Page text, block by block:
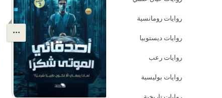
روايات رومانسية
روايات ديستوبيا
روايات رعب
روايات بوليسية